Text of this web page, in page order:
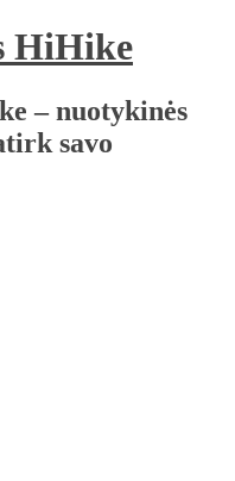
HiHike
– nuotykinės
savo